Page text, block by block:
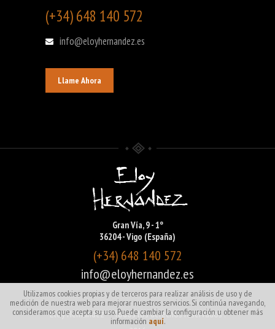
(+34) 648 140 572
info@eloyhernandez.es
Llame Ahora
Gran Vía, 9 - 1º
36204 - Vigo (España)
(+34) 648 140 572
info@eloyhernandez.es
Eloy Hernández ® Todos los derechos reservados .
Utilizamos cookies propias y de terceros para realizar análisis de uso y de
medición de nuestra web para mejorar nuestros servicios. Si continúa navegando,
consideramos que acepta su uso. Puede cambiar la configuración u obtener más
información aquí.